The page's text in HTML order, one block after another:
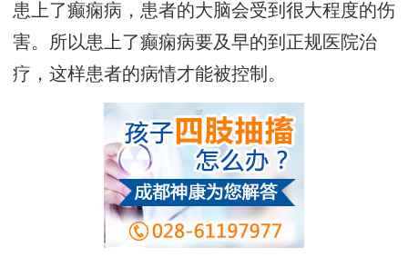
患上了癫痫病，患者的大脑会受到很大程度的伤
害。所以患上了癫痫病要及早的到正规医院治
疗，这样患者的病情才能被控制。